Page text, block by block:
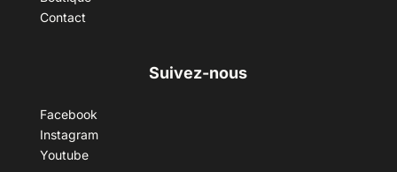
Contact
Suivez-nous
Facebook
Instagram
Youtube